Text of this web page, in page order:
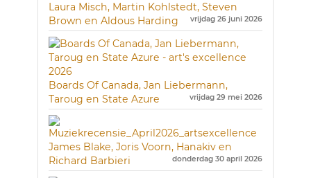
Laura Misch, Martin Kohlstedt, Steven
Brown en Aldous Harding
vrijdag 26 juni 2026
Boards Of Canada, Jan Liebermann,
Taroug en State Azure
vrijdag 29 mei 2026
James Blake, Joris Voorn, Hanakiv en
Richard Barbieri
donderdag 30 april 2026